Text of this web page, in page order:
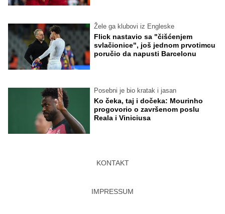
Žele ga klubovi iz Engleske
Flick nastavio sa "čišćenjem
svlačionice", još jednom prvotimcu
poručio da napusti Barcelonu
Posebni je bio kratak i jasan
Ko čeka, taj i dočeka: Mourinho
progovorio o završenom poslu
Reala i Viniciusa
KONTAKT
IMPRESSUM